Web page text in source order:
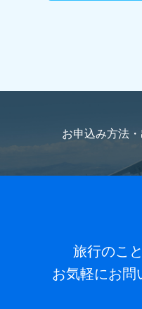
お申込み方法
旅行のこ
お気軽にお問